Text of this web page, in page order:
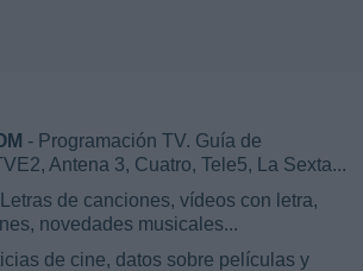
- Programación TV. Guía de
Antena 3, Cuatro, Tele5, La Sexta...
de canciones, vídeos con letra,
novedades musicales...
de cine, datos sobre películas y